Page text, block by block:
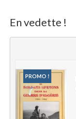
En vedette !
PROMO !